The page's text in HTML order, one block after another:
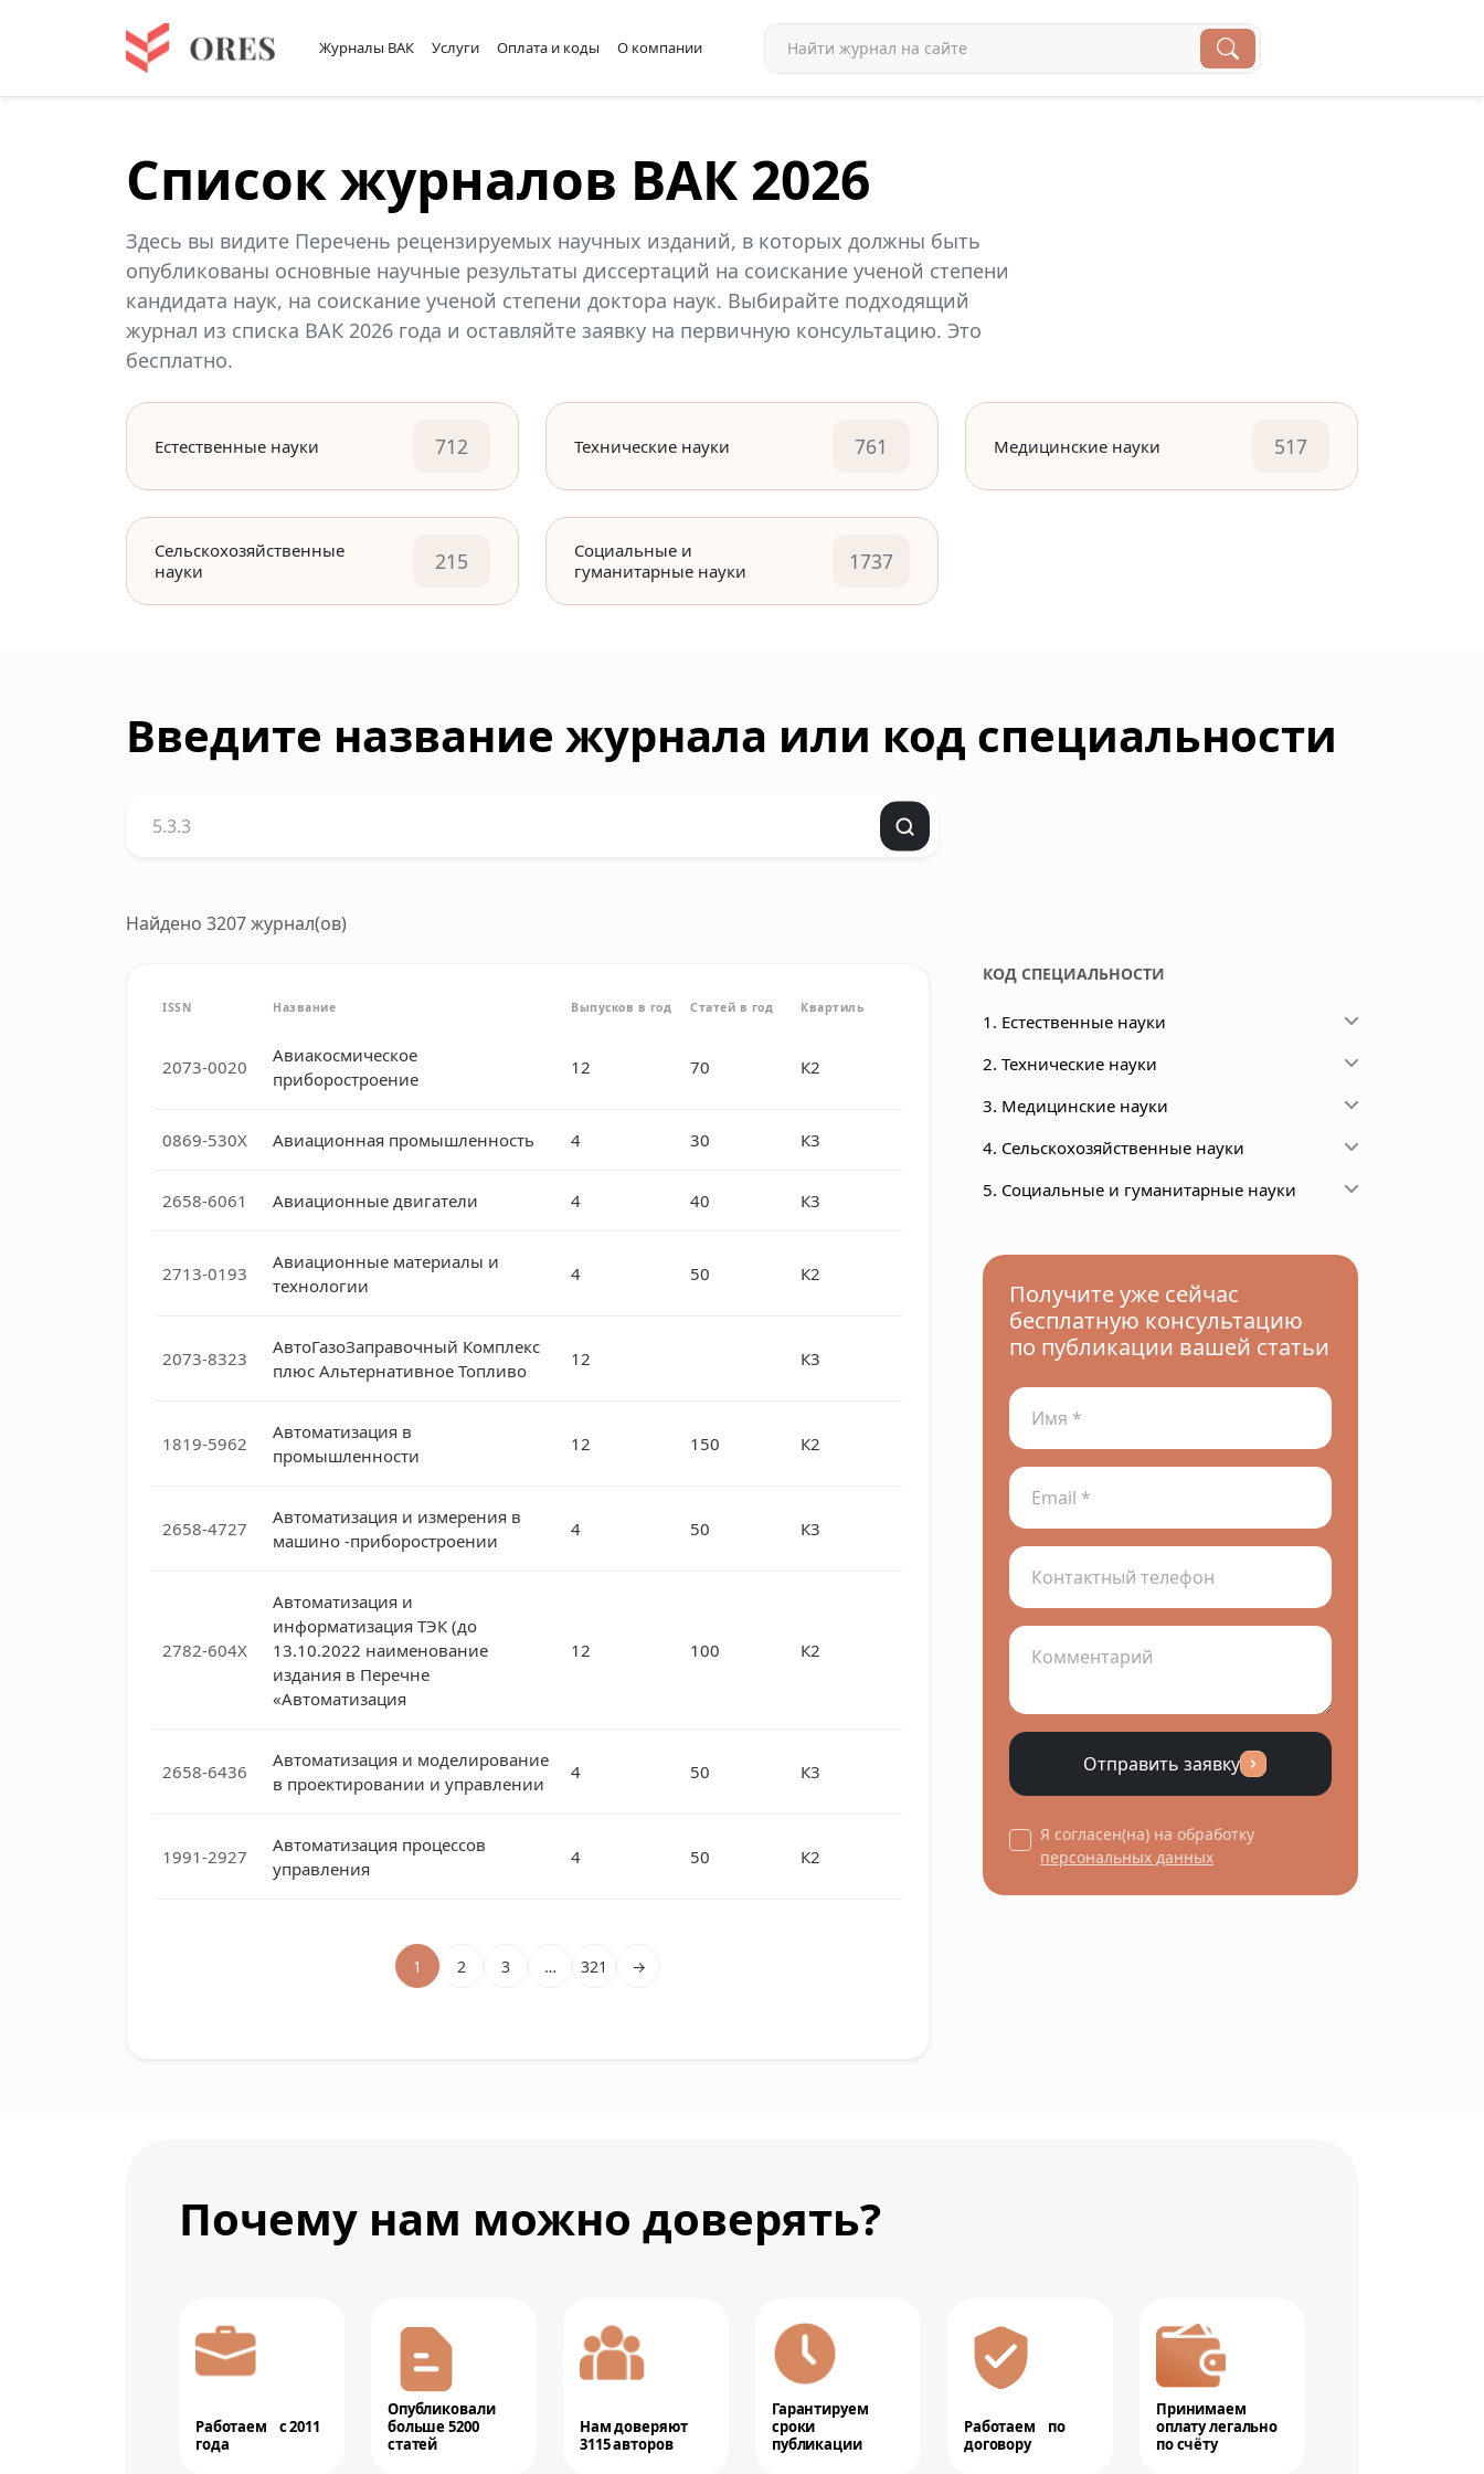
Журналы ВАК Услуги Оплата и коды О компании
Список журналов ВАК 2026
Здесь вы видите Перечень рецензируемых научных изданий, в которых должны быть
опубликованы основные научные результаты диссертаций на соискание ученой степени
кандидата наук, на соискание ученой степени доктора наук. Выбирайте подходящий
журнал из списка ВАК 2026 года и оставляйте заявку на первичную консультацию. Это
бесплатно.
Естественные науки 712 Технические науки 761 Медицинские науки 517
Сельскохозяйственные
науки
215
Социальные и
гуманитарные науки
1737
Введите название журнала или код специальности
Найдено 3207 журнал(ов)
ISSN Название Выпусков в год Статей в год Квартиль
2073-0020
Авиакосмическое
приборостроение
12 70 К2
0869-530X Авиационная промышленность 4 30 К3
2658-6061 Авиационные двигатели 4 40 К3
2713-0193
Авиационные материалы и
технологии
4 50 К2
2073-8323
АвтоГазоЗаправочный Комплекс
плюс Альтернативное Топливо
12 К3
1819-5962
Автоматизация в
промышленности
12 150 К2
2658-4727
Автоматизация и измерения в
машино -приборостроении
4 50 К3
2782-604X
Автоматизация и
информатизация ТЭК (до
13.10.2022 наименование
издания в Перечне
«Автоматизация
12 100 К2
2658-6436
Автоматизация и моделирование
в проектировании и управлении
4 50 К3
1991-2927
Автоматизация процессов
управления
4 50 К2
1 2 3 … 321 →
КОД СПЕЦИАЛЬНОСТИ
1. Естественные науки
2. Технические науки
3. Медицинские науки
4. Сельскохозяйственные науки
5. Социальные и гуманитарные науки
Получите уже сейчас
бесплатную консультацию
по публикации вашей статьи
Отправить заявку
Я согласен(на) на обработку
персональных данных
Почему нам можно доверять?
Работаем с 2011
года
Опубликовали
больше 5200
статей
Нам доверяют
3115 авторов
Гарантируем
сроки
публикации
Работаем по
договору
Принимаем
оплату легально
по счёту